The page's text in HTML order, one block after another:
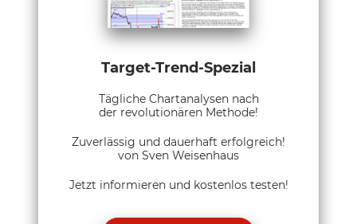
Target-Trend-Spezial
Tägliche Chartanalysen nach
der revolutionären Methode!
Zuverlässig und dauerhaft erfolgreich!
von Sven Weisenhaus
Jetzt informieren und kostenlos testen!